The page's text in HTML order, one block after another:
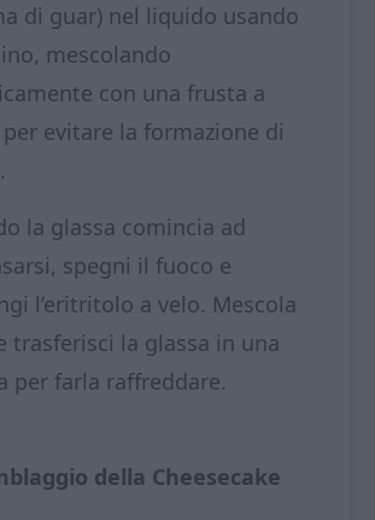
di guar) nel liquido usando
mescolando
con una frusta a
evitare la formazione di
la glassa comincia ad
spegni il fuoco e
l’eritritolo a velo. Mescola
trasferisci la glassa in una
per farla raffreddare.
della Cheesecake